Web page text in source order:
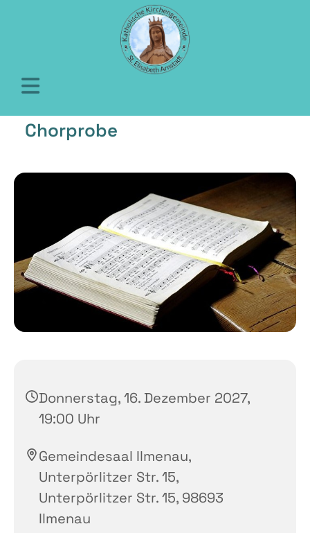
Chorprobe
Donnerstag, 16. Dezember 2027,
19:00 Uhr
Gemeindesaal Ilmenau,
Unterpörlitzer Str. 15,
Unterpörlitzer Str. 15, 98693
Ilmenau